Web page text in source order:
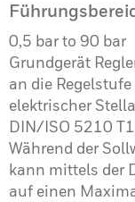
0,5 bar to 90 bar
Grundgerät
an die
elektrischer
DIN/ISO 5210
Während der
kann mittels der
auf einen